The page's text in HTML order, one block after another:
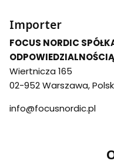
Importer
FOCUS NORDIC
Wiertnicza 165
02-952 Warszawa,
info@focusnordic.pl